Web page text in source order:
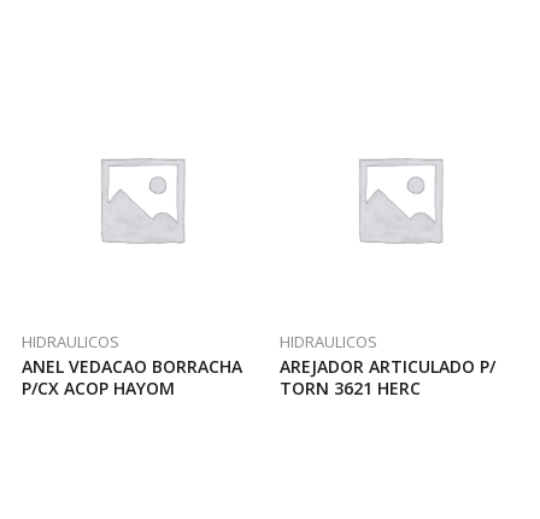
HIDRAULICOS
ANEL VEDACAO BORRACHA
P/CX ACOP HAYOM
HIDRAULICOS
AREJADOR ARTICULADO P/
TORN 3621 HERC